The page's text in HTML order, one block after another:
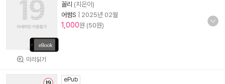
미리읽기
꼴리 (지은이)
어썸S
2025년 02월
1,000원 (50원)
ePub